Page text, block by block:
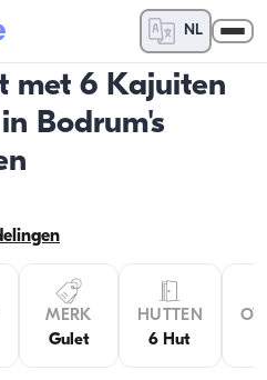
NL
met 6 Kajuiten
Bodrum's
MERK
Gulet
HUTTEN
6 Hut